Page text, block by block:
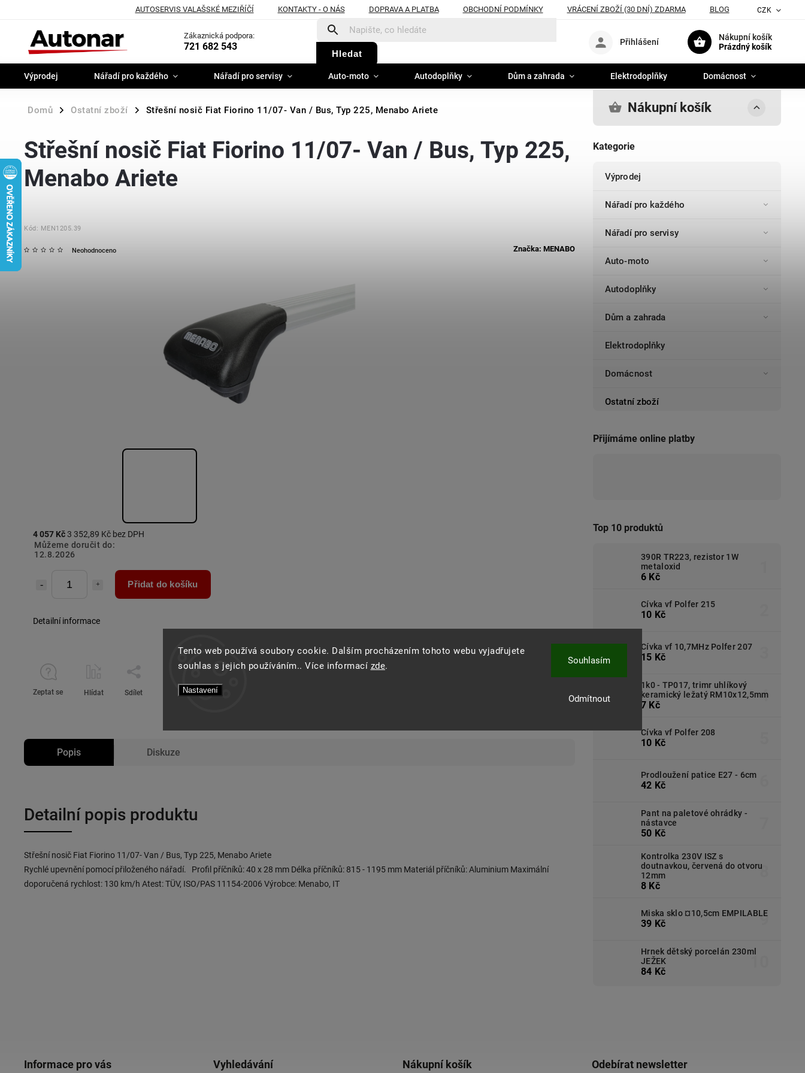
Tento web používá soubory cookie. Dalším procházením tohoto webu vyjadřujete
souhlas s jejich používáním.. Více informací zde.
Nastavení
Odmítnout
Souhlasím
AUTOSERVIS VALAŠSKÉ MEZIŘÍČÍ KONTAKTY - O NÁS DOPRAVA A PLATBA OBCHODNÍ PODMÍNKY VRÁCENÍ ZBOŽÍ (30 DNÍ) ZDARMA BLOG CZK
Zákaznická podpora:
721 682 543
Hledat
Nákupní košík
Prázdný košík
Přihlášení
Výprodej Nářadí pro každého Nářadí pro servisy Auto-moto Autodoplňky Dům a zahrada Elektrodoplňky Domácnost
Domů / Ostatní zboží / Střešní nosič Fiat Fiorino 11/07- Van / Bus, Typ 225, Menabo Ariete Nákupní košík
Kategorie
Výprodej
Nářadí pro každého
Nářadí pro servisy
Auto-moto
Autodoplňky
Dům a zahrada
Elektrodoplňky
Domácnost
Ostatní zboží
Přijímáme online platby
Top 10 produktů
390R TR223, rezistor 1W
metaloxid
6 Kč
Cívka vf Polfer 215
10 Kč
Cívka vf 10,7MHz Polfer 207
15 Kč
1k0 - TP017, trimr uhlíkový
keramický ležatý RM10x12,5mm
7 Kč
Cívka vf Polfer 208
10 Kč
Prodloužení patice E27 - 6cm
42 Kč
Pant na paletové ohrádky -
nástavce
50 Kč
Kontrolka 230V ISZ s
doutnavkou, červená do otvoru
12mm
8 Kč
Miska sklo ¤10,5cm EMPILABLE
39 Kč
Hrnek dětský porcelán 230ml
JEŽEK
84 Kč
Střešní nosič Fiat Fiorino 11/07- Van / Bus, Typ 225,
Menabo Ariete
Kód: MEN1205.39
Neohodnoceno Značka: MENABO
4 057 Kč3 352,89 Kč bez DPH
Můžeme doručit do:
12.8.2026
Přidat do košíku
Detailní informace
Zeptat se Hlídat Sdílet
Popis Diskuze
Detailní popis produktu
Střešní nosič Fiat Fiorino 11/07- Van / Bus, Typ 225, Menabo Ariete
Rychlé upevnění pomocí přiloženého nářadí. Profil příčníků: 40 x 28 mm Délka příčníků: 815 - 1195 mm Materiál příčníků: Aluminium Maximální
doporučená rychlost: 130 km/h Atest: TÜV, ISO/PAS 11154-2006 Výrobce: Menabo, IT
Informace pro vás Vyhledávání Nákupní košík Odebírat newsletter